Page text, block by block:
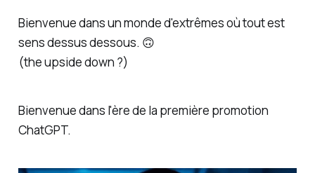
Bienvenue dans un monde d'extrêmes où tout est
sens dessus dessous. 🙃
(the upside down ?)
Bienvenue dans l'ère de la première promotion
ChatGPT.